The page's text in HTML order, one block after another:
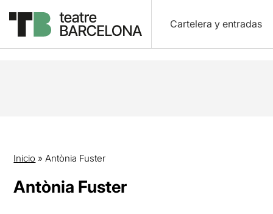
Cartelera y entradas
Inicio »Antònia Fuster
Antònia Fuster